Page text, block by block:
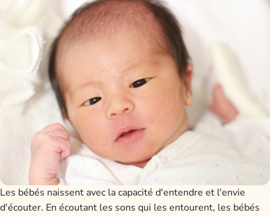
Les bébés naissent avec la capacité d'entendre et l'envie
d'écouter. En écoutant les sons qui les entourent, les bébés